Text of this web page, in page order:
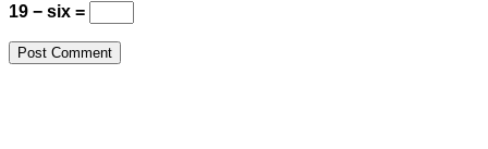
19 − six =